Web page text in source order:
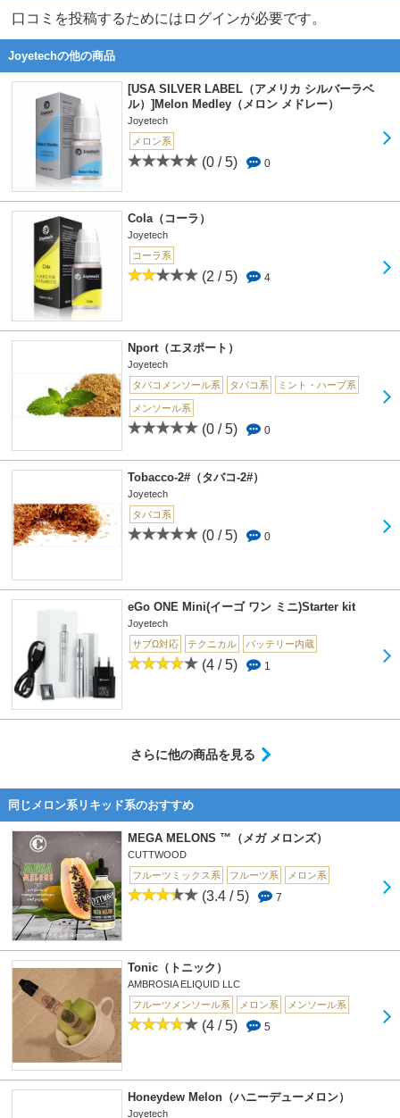
口コミを投稿するためにはログインが必要です。
Joyetechの他の商品
[USA SILVER LABEL（アメリカ シルバーラベ
ル）]Melon Medley（メロン メドレー）
Joyetech
メロン系
(0 / 5) 0
Cola（コーラ）
Joyetech
コーラ系
(2 / 5) 4
Nport（エヌポート）
Joyetech
タバコメンソール系
タバコ系 ミント・ハーブ系
メンソール系
(0 / 5) 0
Tobacco-2#（タバコ-2#）
Joyetech
タバコ系
(0 / 5) 0
eGo ONE Mini(イーゴ ワン ミニ)Starter kit
Joyetech
サブΩ対応
テクニカル バッテリー内蔵
(4 / 5) 1
さらに他の商品を見る
同じメロン系リキッド系のおすすめ
MEGA MELONS ™（メガ メロンズ）
CUTTWOOD
フルーツミックス系
フルーツ系 メロン系
(3.4 / 5) 7
Tonic（トニック）
AMBROSIA ELIQUID LLC
フルーツメンソール系
メロン系 メンソール系
(4 / 5) 5
Honeydew Melon（ハニーデューメロン）
Joyetech